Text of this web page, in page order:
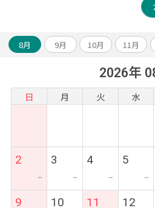
8月 9月 10月 11月
2026年
日 月 火 水
2
ー
3
ー
4
ー
5
ー
9 10 11 12